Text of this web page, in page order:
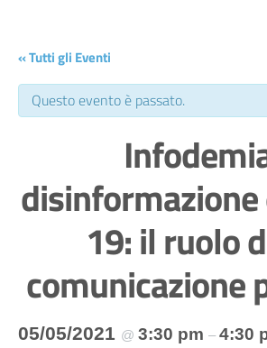
« Tutti gli Eventi
Questo evento è passato.
disinformazione
19: il ruolo
comunicazione
05/05/2021 @ 3:30 pm – 4:30